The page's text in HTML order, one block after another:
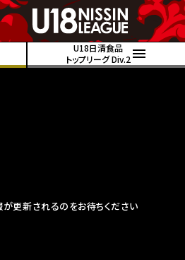
U18日清食品
トップリーグ Div.2
更新されるのをお待ちください